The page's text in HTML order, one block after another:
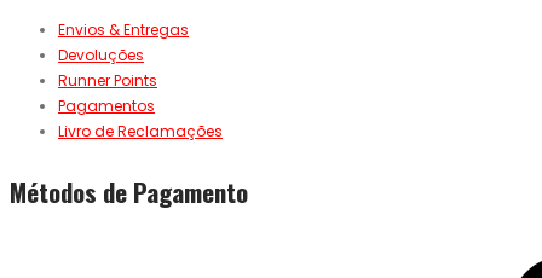
Envios & Entregas
Devoluções
Runner Points
Pagamentos
Livro de Reclamações
Métodos de Pagamento